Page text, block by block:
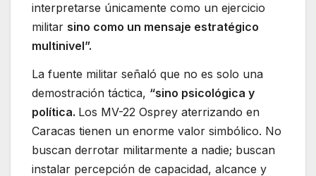
interpretarse únicamente como un ejercicio
militar sino como un mensaje estratégico
multinivel”.
La fuente militar señaló que no es solo una
demostración táctica, “sino psicológica y
política. Los MV-22 Osprey aterrizando en
Caracas tienen un enorme valor simbólico. No
buscan derrotar militarmente a nadie; buscan
instalar percepción de capacidad, alcance y